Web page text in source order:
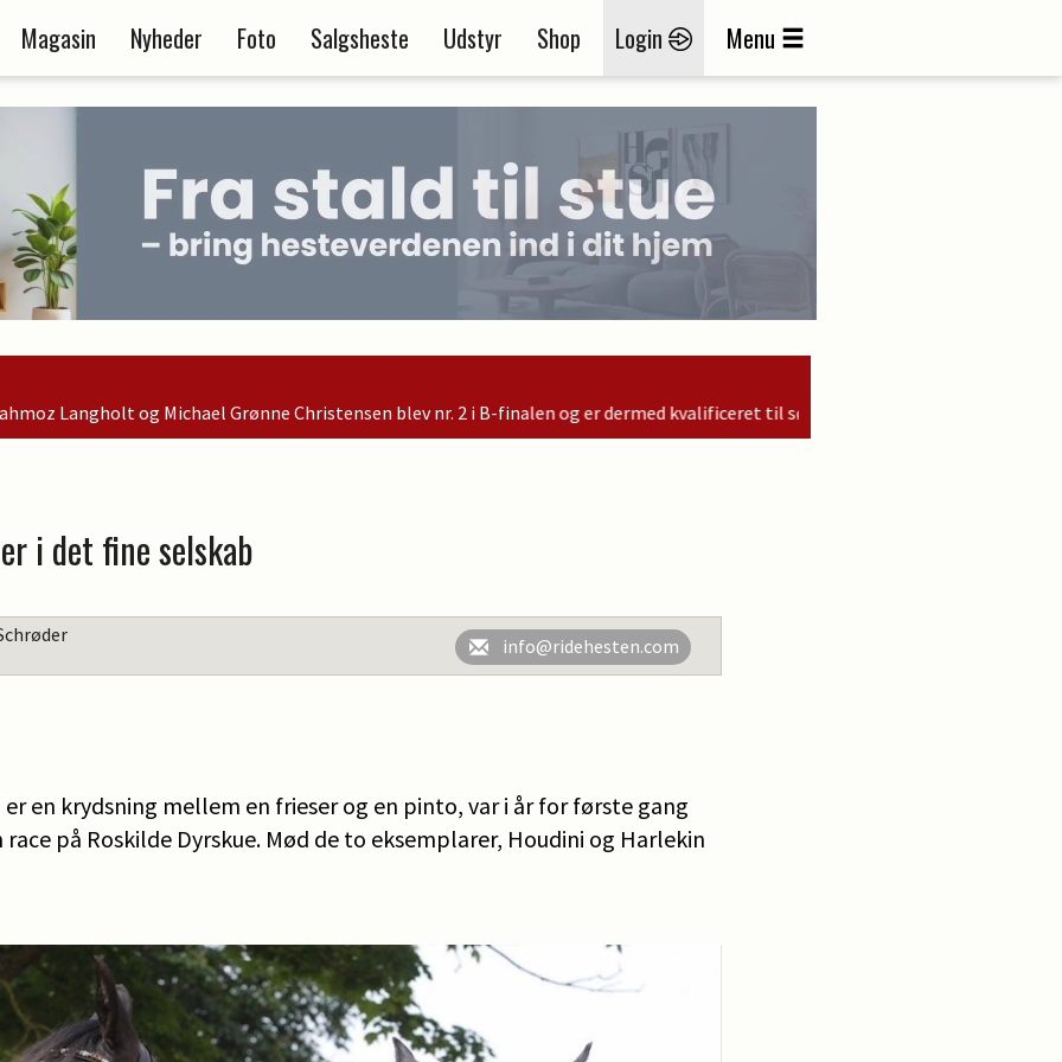
Magasin Nyheder Foto Salgsheste Udstyr Shop Login Menu
Christensen blev nr. 2 i B-finalen og er dermed kvalificeret til søndagens finale
i det fine selskab
info@ridehesten.com
en krydsning mellem en frieser og en pinto, var i år for første gang
på Roskilde Dyrskue. Mød de to eksemplarer, Houdini og Harlekin